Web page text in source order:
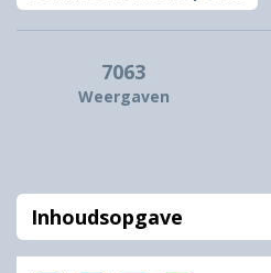
7063
Weergaven
Inhoudsopgave